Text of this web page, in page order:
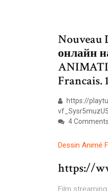
Nouveau
онлайн
Francais.
https://
4 Comments
Dessin Animé
https://
Film